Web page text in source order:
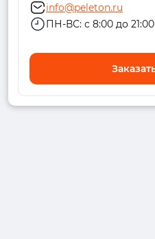
info@peleton.ru
ПН-ВС: с 8:00 до 21:00